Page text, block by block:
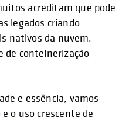
acreditam que pode
legados criando
nativos da nuvem.
de conteinerização
e essência, vamos
e o uso crescente de